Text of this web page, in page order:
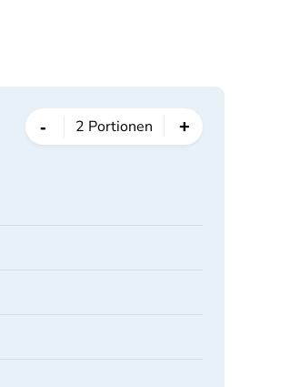
- 2 Portionen +